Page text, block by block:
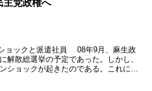
主党政権へ
ョックと派遣社員 08年9月、麻生政
解散総選挙の予定であった。しかし、
ショックが起きたのである。これによ